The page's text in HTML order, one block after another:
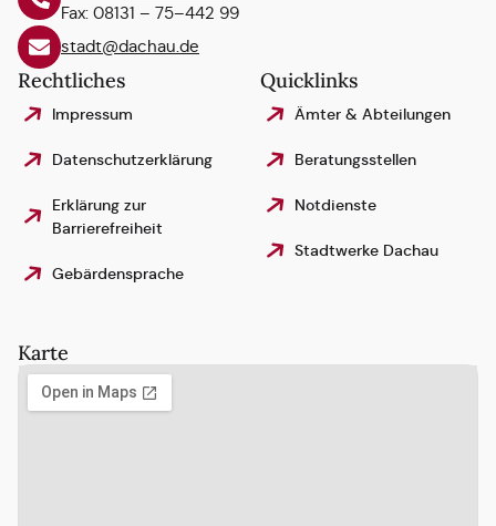
Fax: 08131 – 75–442 99
stadt@dachau.de
Rechtliches
Impressum
Datenschutzerklärung
Erklärung zur
Barrierefreiheit
Gebärdensprache
Quicklinks
Ämter & Abteilungen
Beratungsstellen
Notdienste
Stadtwerke Dachau
Karte